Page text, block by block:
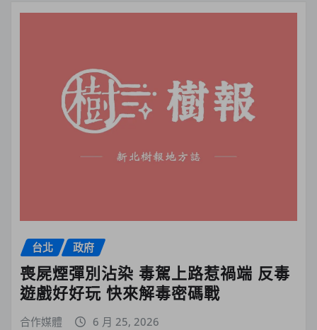
台北 政府
喪屍煙彈別沾染 毒駕上路惹禍端 反毒
遊戲好好玩 快來解毒密碼戰
合作媒體 6 月 25, 2026